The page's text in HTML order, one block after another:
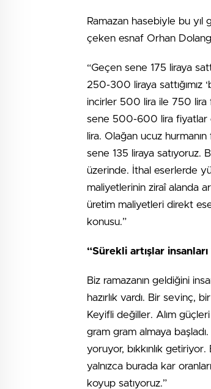
Ramazan hasebiyle bu yıl
çeken esnaf Orhan
“Geçen sene 175 liraya
250-300 liraya sattığımız
incirler 500 lira ile 750 lira
sene 500-600 lira fiyatlar
lira. Olağan ucuz hurmanın
sene 135 liraya satıyoruz.
üzerinde. İthal eserlerde
maliyetlerinin ziraî alanda
üretim maliyetleri direkt
konusu.”
“Sürekli artışlar
Biz ramazanın geldiğini
hazırlık vardı. Bir sevinç,
Keyifli değiller. Alım
gram gram almaya
yoruyor, bıkkınlık
yalnızca burada kar
koyup satıyoruz.”